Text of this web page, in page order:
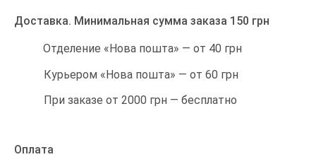
Доставка. Минимальная сумма заказа 150 грн
Отделение «Нова пошта» — от 40 грн
Курьером «Нова пошта» — от 60 грн
При заказе от 2000 грн — бесплатно
Оплата